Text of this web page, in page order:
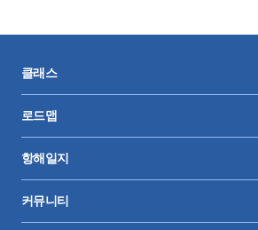
0:01:56
35.
4시간 아르바이트생, 휴게시간 부여해야
4시간 근무자 휴게시간 부여방법
0:01:56
36.
병원입니다. 12시간 초과하여 연장근로,
되나요?
근로시간 및 휴게시간의 특례 사업
클래스
로드맵
항해일지
커뮤니티